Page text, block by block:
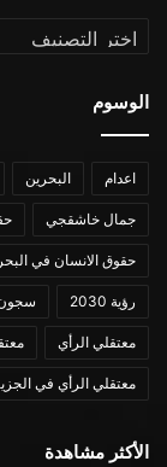
التصنيفات
الوسوم
اعدام البحرين
جمال خاشقجي
حقوق الانسان في
رؤية 2030 سجون
معتقلي الرأي
معتقلي الرأي في
الأكثر مشاهدة